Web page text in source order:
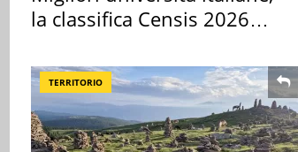
la classifica Censis 2026
TERRITORIO